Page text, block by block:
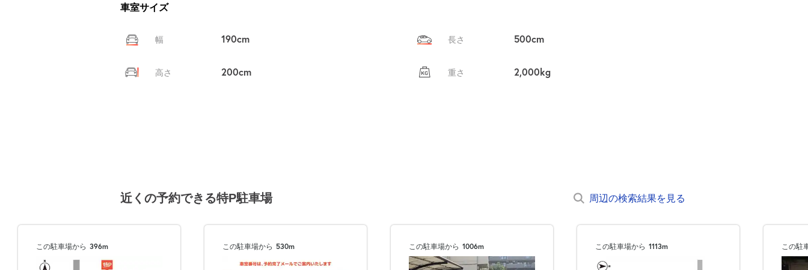
車室サイズ
幅 190cm 長さ 500cm
高さ 200cm 重さ 2,000kg
近くの予約できる特P駐車場 周辺の検索結果を見る
この駐車場から 396m この駐車場から 530m この駐車場から 1006m この駐車場から 1113m この駐
費用ゼロ カンタン